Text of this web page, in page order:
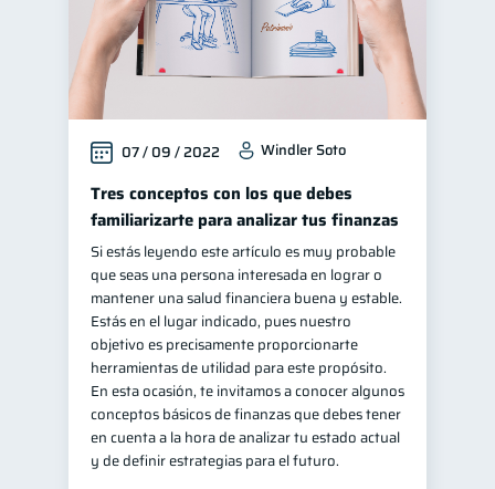
Finanzas para jóvenes 30
Control de deudas
Finanzas familiares
Inclusión financiera 22
Finanzas para mujeres 20
Seguridad financiera 13
Salud financiera 12
Productos financieros 11
Organización Financiera 10
Deudas 10
Entidad financiera 8
Préstamos Ahorro
Tarjeta de crédito 6
Historial crediticio 6
07 / 09 / 2022 Windler Soto
Tres conceptos con los que debes
familiarizarte para analizar tus finanzas
Si estás leyendo este artículo es muy probable
que seas una persona interesada en lograr o
mantener una salud financiera buena y estable.
Estás en el lugar indicado, pues nuestro
objetivo es precisamente proporcionarte
herramientas de utilidad para este propósito.
En esta ocasión, te invitamos a conocer algunos
conceptos básicos de finanzas que debes tener
en cuenta a la hora de analizar tu estado actual
y de definir estrategias para el futuro.